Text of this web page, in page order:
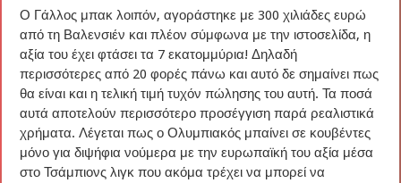
Ο Γάλλος μπακ λοιπόν, αγοράστηκε με 300 χιλιάδες ευρώ
από τη Βαλενσιέν και πλέον σύμφωνα με την ιστοσελίδα, η
αξία του έχει φτάσει τα 7 εκατομμύρια! Δηλαδή
περισσότερες από 20 φορές πάνω και αυτό δε σημαίνει πως
θα είναι και η τελική τιμή τυχόν πώλησης του αυτή. Τα ποσά
αυτά αποτελούν περισσότερο προσέγγιση παρά ρεαλιστικά
χρήματα. Λέγεται πως ο Ολυμπιακός μπαίνει σε κουβέντες
μόνο για διψήφια νούμερα με την ευρωπαϊκή του αξία μέσα
στο Τσάμπιονς λιγκ που ακόμα τρέχει να μπορεί να